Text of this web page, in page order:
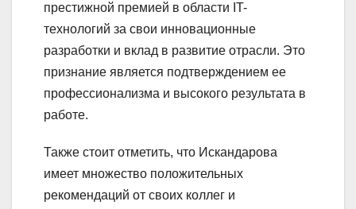
престижной премией в области IT-
технологий за свои инновационные
разработки и вклад в развитие отрасли. Это
признание является подтверждением ее
профессионализма и высокого результата в
работе.
Также стоит отметить, что Искандарова
имеет множество положительных
рекомендаций от своих коллег и